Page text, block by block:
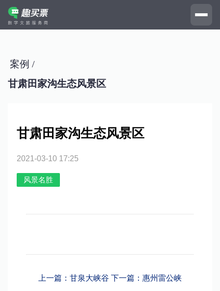
案例 /
甘肃田家沟生态风景区
甘肃田家沟生态风景区
2021-03-10 17:25
风景名胜
上一篇：甘泉大峡谷 下一篇：惠州雷公峡